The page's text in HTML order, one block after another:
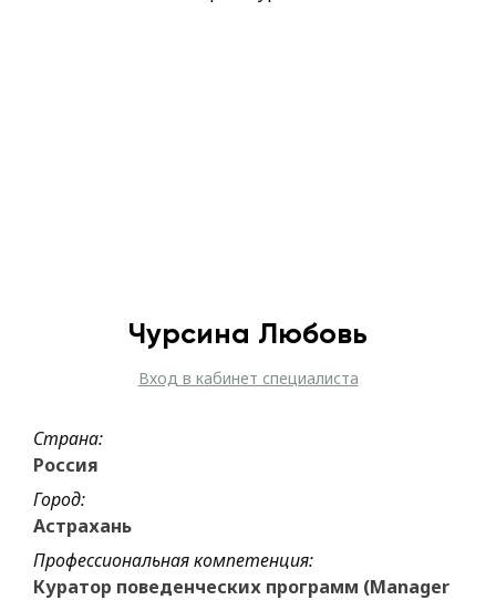
Чурсина Любовь
Вход в кабинет специалиста
Страна:
Россия
Город:
Астрахань
Профессиональная компетенция:
Куратор поведенческих программ (Manager